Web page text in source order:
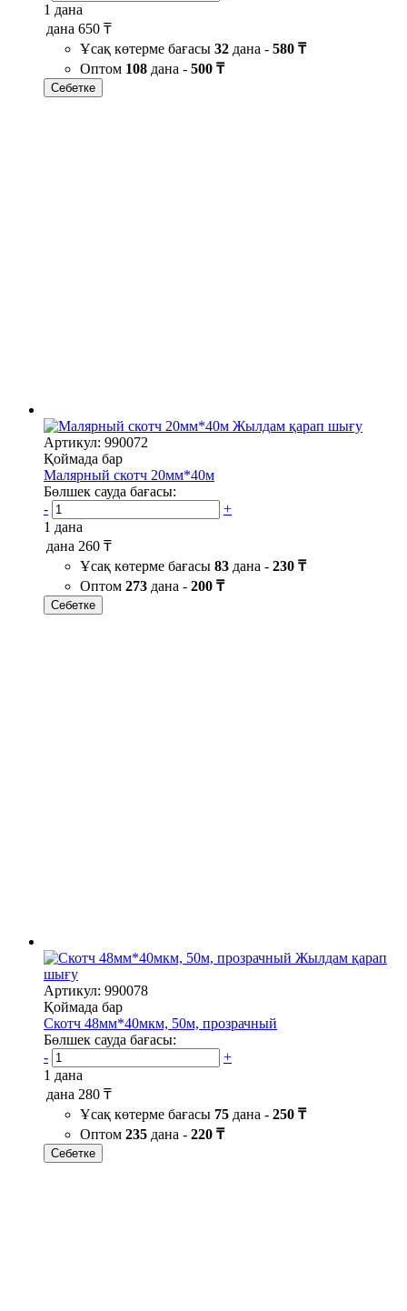
1 дана
дана 650 ₸
Ұсақ көтерме бағасы 32 дана - 580 ₸
Оптом 108 дана - 500 ₸
Себетке
Жылдам қарап шығу
Артикул: 990072
Қоймада бар
Малярный скотч 20мм*40м
Бөлшек сауда бағасы:
-
+
1 дана
дана 260 ₸
Ұсақ көтерме бағасы 83 дана - 230 ₸
Оптом 273 дана - 200 ₸
Себетке
Жылдам қарап
шығу
Артикул: 990078
Қоймада бар
Скотч 48мм*40мкм, 50м, прозрачный
Бөлшек сауда бағасы:
-
+
1 дана
дана 280 ₸
Ұсақ көтерме бағасы 75 дана - 250 ₸
Оптом 235 дана - 220 ₸
Себетке